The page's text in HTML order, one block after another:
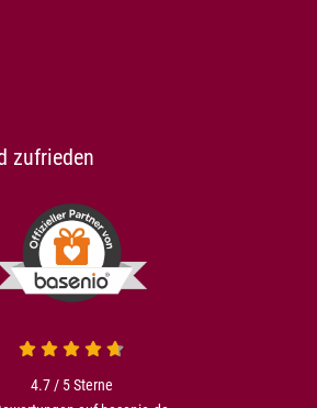
zufrieden
4.7 von 5
4.7 / 5Sterne